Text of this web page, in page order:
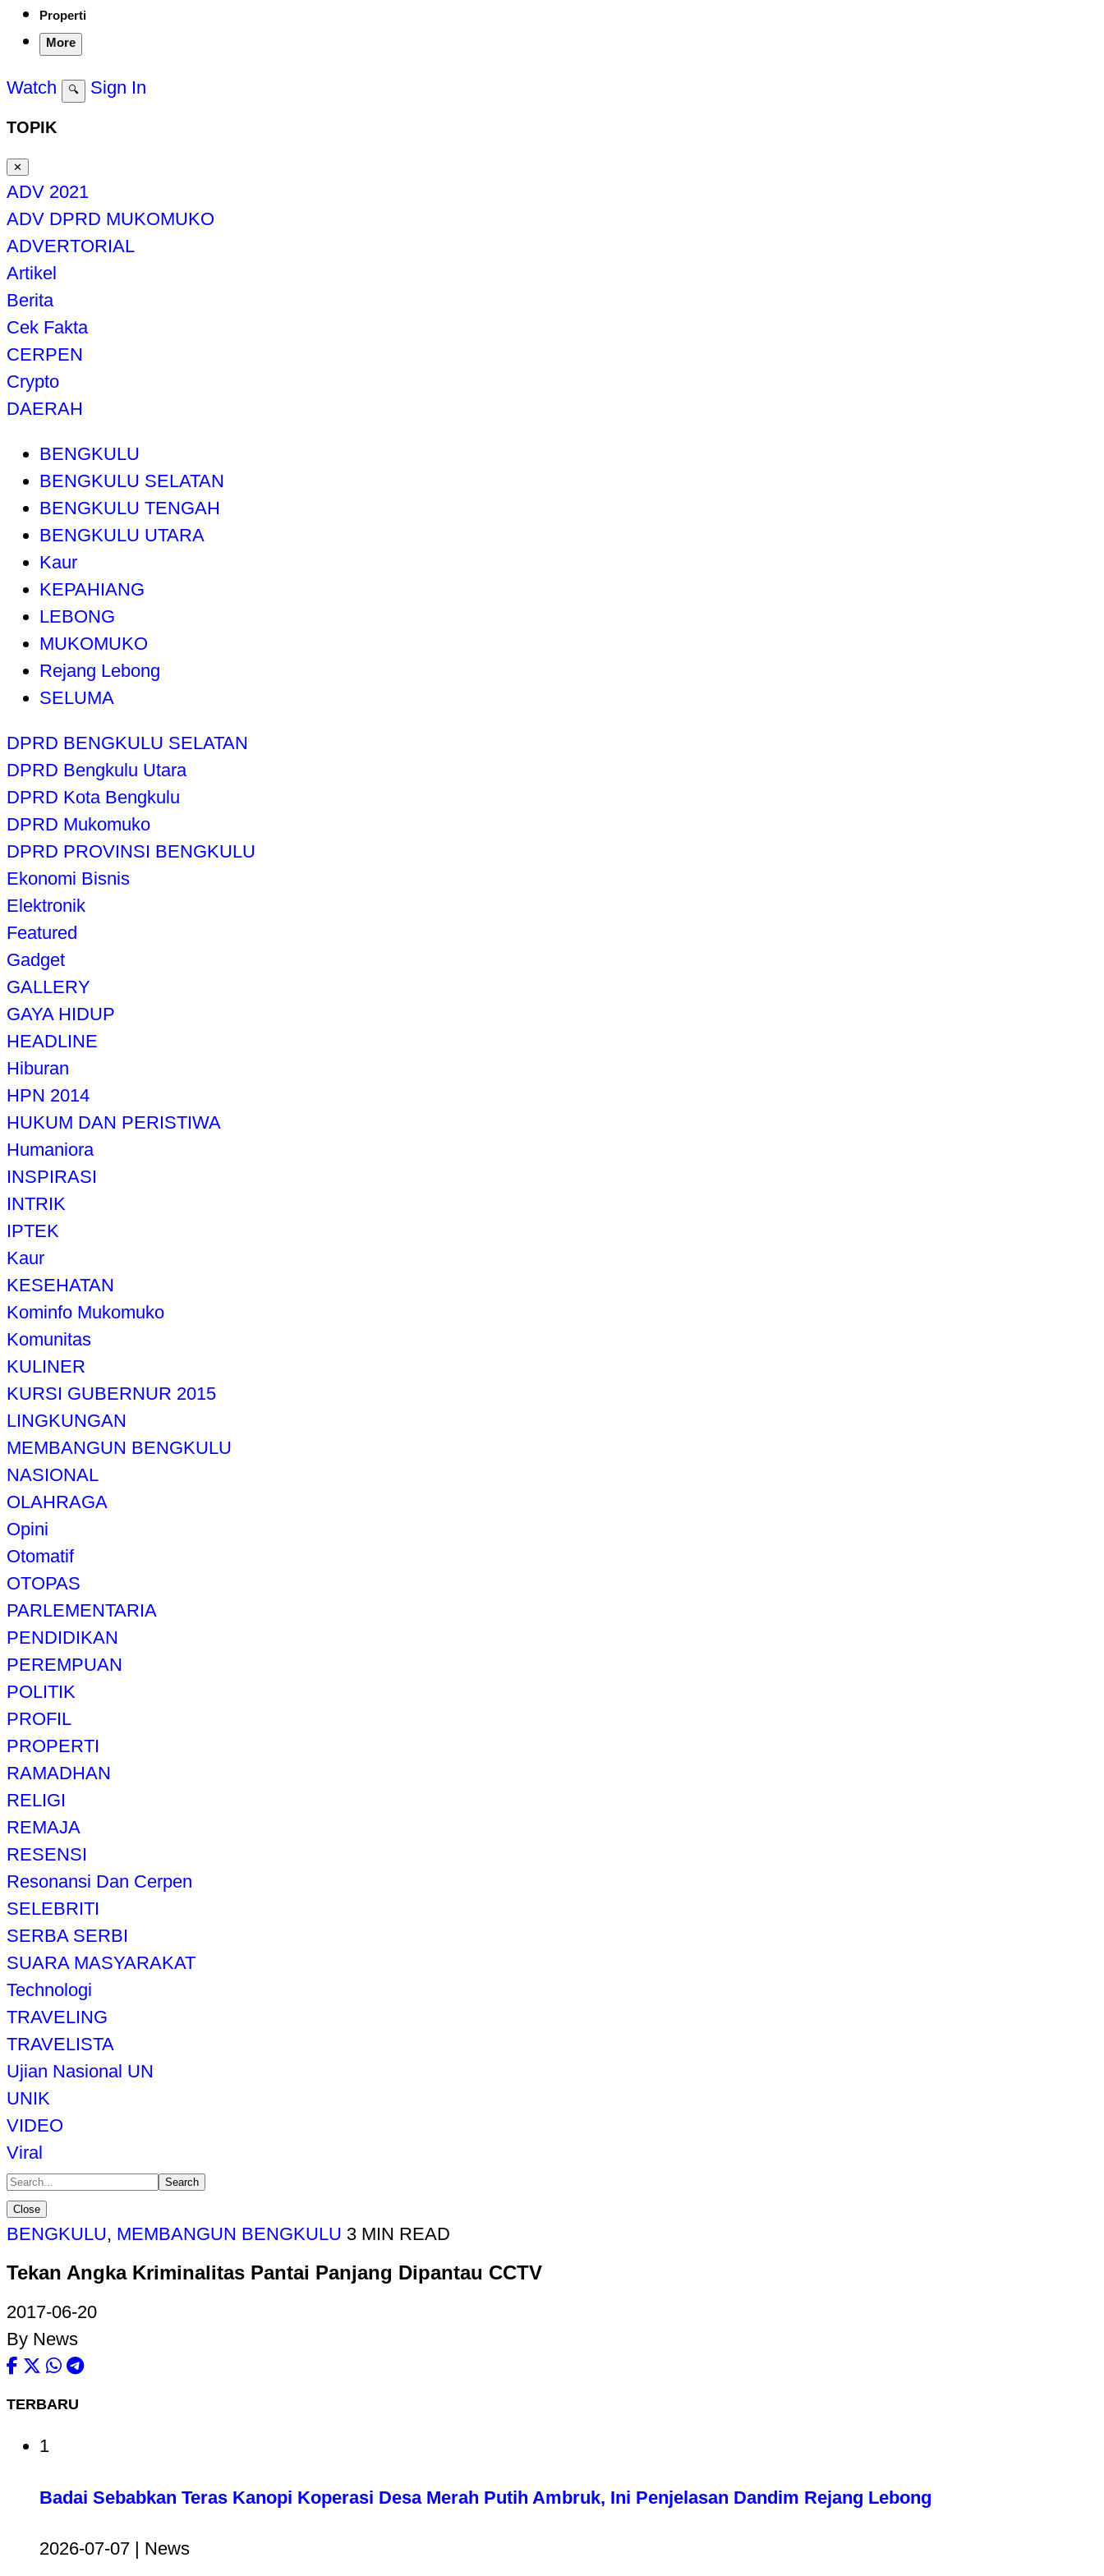
Properti
More
Watch 🔍 Sign In
TOPIK
✕
ADV 2021
ADV DPRD MUKOMUKO
ADVERTORIAL
Artikel
Berita
Cek Fakta
CERPEN
Crypto
DAERAH
BENGKULU
BENGKULU SELATAN
BENGKULU TENGAH
BENGKULU UTARA
Kaur
KEPAHIANG
LEBONG
MUKOMUKO
Rejang Lebong
SELUMA
DPRD BENGKULU SELATAN
DPRD Bengkulu Utara
DPRD Kota Bengkulu
DPRD Mukomuko
DPRD PROVINSI BENGKULU
Ekonomi Bisnis
Elektronik
Featured
Gadget
GALLERY
GAYA HIDUP
HEADLINE
Hiburan
HPN 2014
HUKUM DAN PERISTIWA
Humaniora
INSPIRASI
INTRIK
IPTEK
Kaur
KESEHATAN
Kominfo Mukomuko
Komunitas
KULINER
KURSI GUBERNUR 2015
LINGKUNGAN
MEMBANGUN BENGKULU
NASIONAL
OLAHRAGA
Opini
Otomatif
OTOPAS
PARLEMENTARIA
PENDIDIKAN
PEREMPUAN
POLITIK
PROFIL
PROPERTI
RAMADHAN
RELIGI
REMAJA
RESENSI
Resonansi Dan Cerpen
SELEBRITI
SERBA SERBI
SUARA MASYARAKAT
Technologi
TRAVELING
TRAVELISTA
Ujian Nasional UN
UNIK
VIDEO
Viral
Search
Close
BENGKULU, MEMBANGUN BENGKULU 3 MIN READ
Tekan Angka Kriminalitas Pantai Panjang Dipantau CCTV
2017-06-20
By News
TERBARU
1
Badai Sebabkan Teras Kanopi Koperasi Desa Merah Putih Ambruk, Ini Penjelasan Dandim Rejang Lebong
2026-07-07 | News